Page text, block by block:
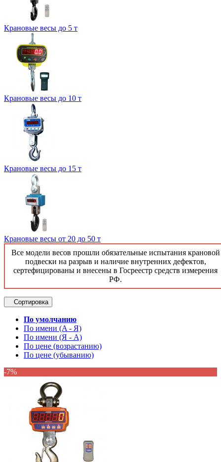
Крановые весы до 5 т
Крановые весы до 10 т
Крановые весы до 15 т
Крановые весы от 20 до 50 т
Все модели весов прошли обязательные испытания крановой
подвески на разрыв и наличие внутренних дефектов,
сертефицированы и внесены в Госреестр средств измерения
РФ.
Сортировка
По умолчанию
По имени (A - Я)
По имени (Я - A)
По цене (возрастанию)
По цене (убыванию)
-7%